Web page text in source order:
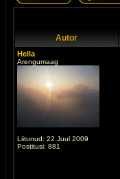
Autor
Hella
Arengumaag
Liitunud: 22 Juul 2009
Postitusi: 881